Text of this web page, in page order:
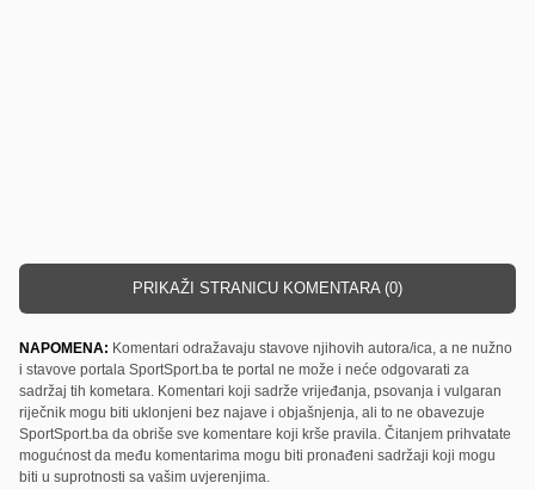
PRIKAŽI STRANICU KOMENTARA (0)
NAPOMENA: Komentari odražavaju stavove njihovih autora/ica, a ne nužno
i stavove portala SportSport.ba te portal ne može i neće odgovarati za
sadržaj tih kometara. Komentari koji sadrže vrijeđanja, psovanja i vulgaran
riječnik mogu biti uklonjeni bez najave i objašnjenja, ali to ne obavezuje
SportSport.ba da obriše sve komentare koji krše pravila. Čitanjem prihvatate
mogućnost da među komentarima mogu biti pronađeni sadržaji koji mogu
biti u suprotnosti sa vašim uvjerenjima.